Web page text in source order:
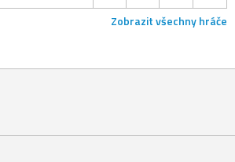
Zobrazit všechny hráče